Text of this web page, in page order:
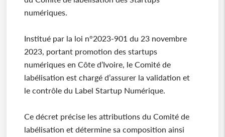
numériques.
Institué par la loi n°2023-901 du 23 novembre
2023, portant promotion des startups
numériques en Côte d’Ivoire, le Comité de
labélisation est chargé d’assurer la validation et
le contrôle du Label Startup Numérique.
Ce décret précise les attributions du Comité de
labélisation et détermine sa composition ainsi